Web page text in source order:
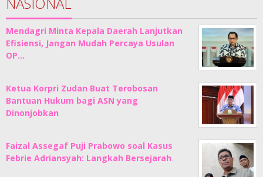
Mendagri Minta Kepala Daerah Lanjutkan
Efisiensi, Jangan Mudah Percaya Usulan
OP…
Ketua Korpri Zudan Buat Terobosan
Bantuan Hukum bagi ASN yang
Dinonjobkan
Faizal Assegaf Puji Prabowo soal Kasus
Febrie Adriansyah: Langkah Bersejarah